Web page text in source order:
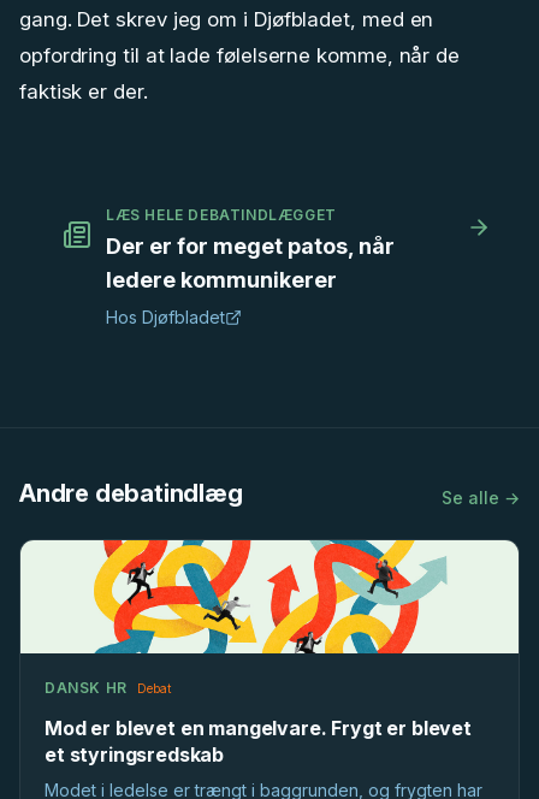
gang. Det skrev jeg om i Djøfbladet, med en
opfordring til at lade følelserne komme, når de
faktisk er der.
LÆS HELE DEBATINDLÆGGET
Der er for meget patos, når
ledere kommunikerer
Hos Djøfbladet
Andre debatindlæg Se alle →
DANSK HR Debat
Mod er blevet en mangelvare. Frygt er blevet
et styringsredskab
Modet i ledelse er trængt i baggrunden, og frygten har